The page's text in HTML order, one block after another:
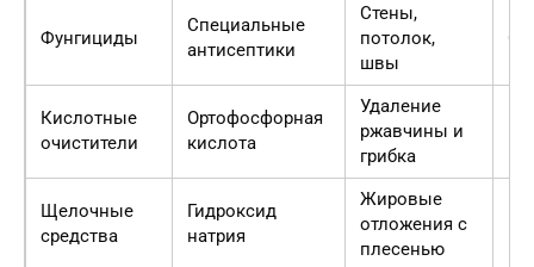
Фунгициды
Специальные
антисептики
Стены,
потолок,
швы
Кислотные
очистители
Ортофосфорная
кислота
Удаление
ржавчины и
грибка
Щелочные
средства
Гидроксид
натрия
Жировые
отложения с
плесенью